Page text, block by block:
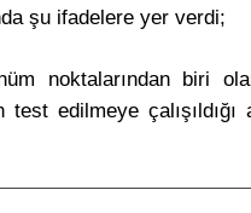
şu ifadelere yer verdi;
noktalarından biri
test edilmeye